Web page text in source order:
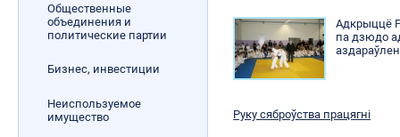
Общественные
объединения и
политические партии
Бизнес, инвестиции
Неиспользуемое
имущество
Адкрыццё
па дзюдо
Руку сяброўства працягні